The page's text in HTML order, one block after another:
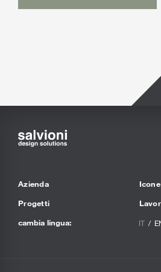
Azienda
Progetti
cambia lingua:
IT